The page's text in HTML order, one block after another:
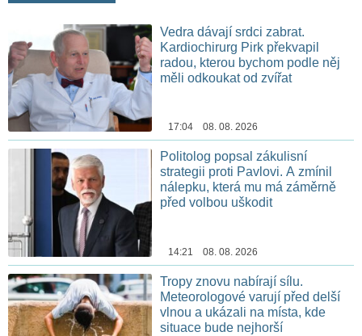
Vedra dávají srdci zabrat.
Kardiochirurg Pirk překvapil
radou, kterou bychom podle něj
měli odkoukat od zvířat
17:04 08. 08. 2026
Politolog popsal zákulisní
strategii proti Pavlovi. A zmínil
nálepku, která mu má záměrně
před volbou uškodit
14:21 08. 08. 2026
Tropy znovu nabírají sílu.
Meteorologové varují před delší
vlnou a ukázali na místa, kde
situace bude nejhorší